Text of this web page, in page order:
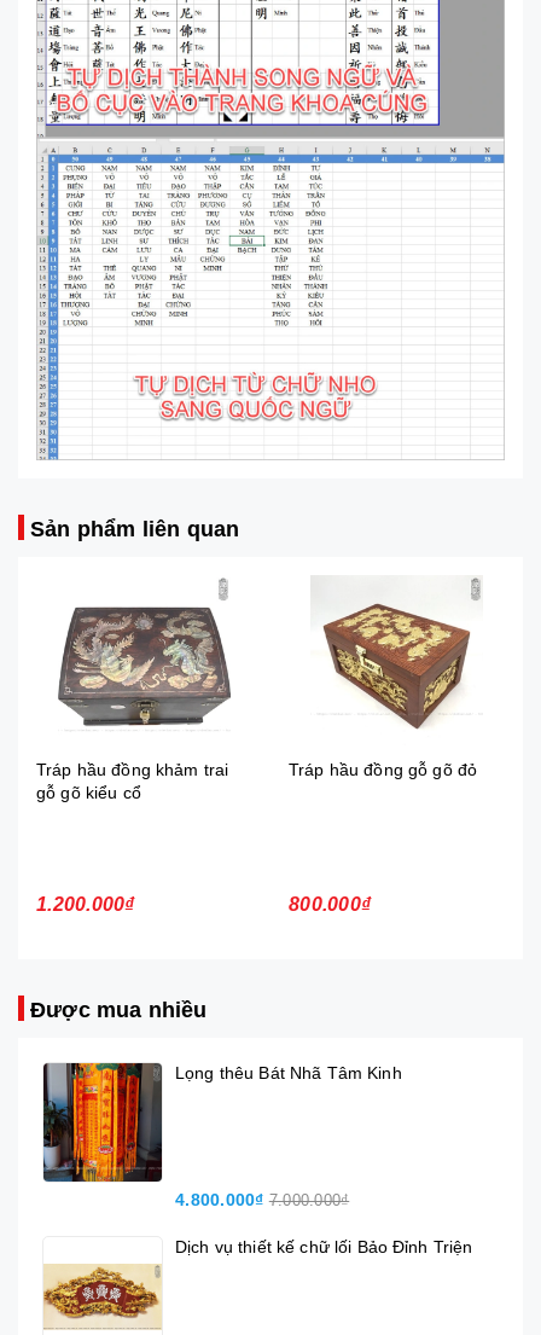
Sản phẩm liên quan
Tráp hầu đồng gỗ gõ đỏ
800.000₫
Tráp hầu đồng gỗ hương
2.500.000₫
Được mua nhiều
Lọng thêu Bát Nhã Tâm Kinh
4.800.000₫ 7.000.000₫
Dịch vụ thiết kế chữ lối Bảo Đỉnh Triện